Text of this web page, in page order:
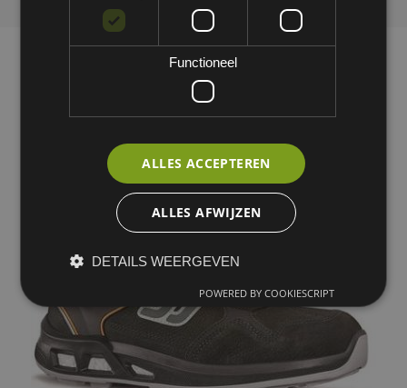
Functioneel
ALLES ACCEPTEREN
ALLES AFWIJZEN
DETAILS WEERGEVEN
POWERED BY COOKIESCRIPT